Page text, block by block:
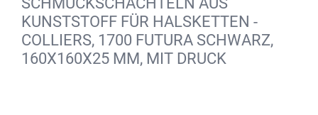
KUNSTSTOFF FÜR HALSKETTEN -
COLLIERS, 1700 FUTURA SCHWARZ,
160X160X25 MM, MIT DRUCK